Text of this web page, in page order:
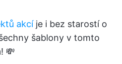
akcíje i bez starostí o
šablony v tomto
💸